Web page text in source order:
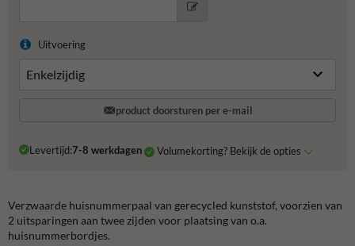
Uitvoering
product doorsturen per e-mail
Levertijd:7-8 werkdagen Volumekorting? Bekijk de opties
Verzwaarde huisnummerpaal van gerecycled kunststof, voorzien van
2 uitsparingen aan twee zijden voor plaatsing van o.a.
huisnummerbordjes.